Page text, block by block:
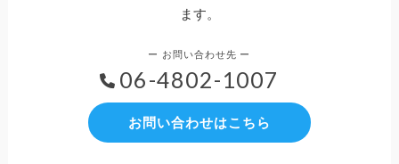
ます。
06-4802-1007
お問い合わせはこちら